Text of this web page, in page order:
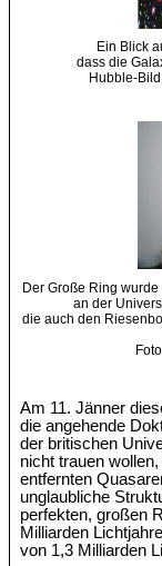
Ein Blick
dass die
Hubble-
Der Große Ring wurde
an der
die auch den
Am 11. Jänner
die angehende
der britischen
nicht trauen
entfernten
unglaubliche
perfekten, großen
Milliarden
von 1,3 Milliarden